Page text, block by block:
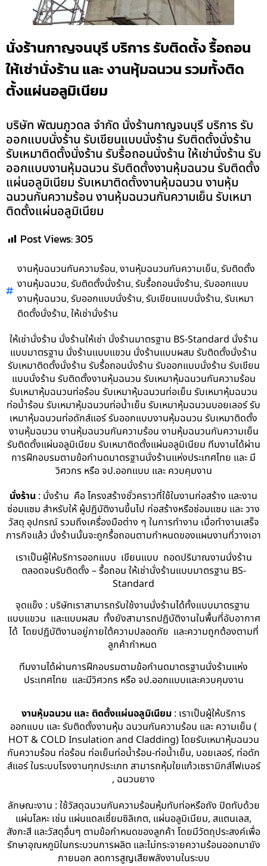
นั่งร้านกาญจนบุรี บริการ รับติดตั้ง รื้อถอน
ให้เช่านั่งร้าน และ งานหุ้มฉนวน รวมทั้งติด
ตั้งแผ่นอลูมิเนียม
บริษัท พัฒนภูวดล จำกัด นั่งร้านกาญจนบุรี บริการ รับ
ออกแบบนั่งร้าน รับเขียนแบบนั่งร้าน รับติดตั้งนั่งร้าน
รับเหมาติดตั้งนั่งร้าน รับรื้อถอนนั่งร้าน ให้เช่านั่งร้าน รับ
ออกแบบงานหุ้มฉนวน รับติดตั้งงานหุ้มฉนวน รับติดตั้ง
แผ่นอลูมิเนียม รับเหมาติดตั้งงานหุ้มฉนวน งานหุ้ม
ฉนวนกันความร้อน งานหุ้มฉนวนกันความเย็น รับเหมา
ติดตั้งแผ่นอลูมิเนียม
Post Views:305
งานหุ้มฉนวนกันความร้อน,งานหุ้มฉนวนกันความเย็น,รับติดตั้ง
งานหุ้มฉนวน,รับติดตั้งนั่งร้าน,รับรื้อถอนนั่งร้าน,รับออกแบบ
งานหุ้มฉนวน,รับออกแบบนั่งร้าน,รับเขียนแบบนั่งร้าน,รับเหมา
ติดตั้งนั่งร้าน,ให้เช่านั่งร้าน
ให้เช่านั่งร้าน นั่งร้านให้เช่า นั่งร้านมาตรฐาน BS-Standard นั่งร้าน
แบบมาตรฐาน นั่งร้านแบบแขวน นั่งร้านแบบผสม รับติดตั้งนั่งร้าน
รับเหมาติดตั้งนั่งร้าน รับรื้อถอนนั่งร้าน รับออกแบบนั่งร้าน รับเขียน
แบบนั่งร้าน รับติดตั้งงานหุ้มฉนวน รับเหมาหุ้มฉนวนกันความร้อน
รับเหมาหุ้มฉนวนท่อร้อน รับเหมาหุ้มฉนวนท่อเย็น รับเหมาหุ้มฉนวน
ท่อน้ำร้อน รับเหมาหุ้มฉนวนท่อน้ำเย็น รับเหมาหุ้มฉนวนบอยเลอร์ รับ
เหมาหุ้มฉนวนท่อดักส์แอร์ รับออกแบบงานหุ้มฉนวน รับเหมาติดตั้ง
งานหุ้มฉนวน งานหุ้มฉนวนกันความร้อน งานหุ้มฉนวนกันความเย็น
รับติดตั้งแผ่นอลูมิเนียม รับเหมาติดตั้งแผ่นอลูมิเนียม ทีมงานได้ผ่าน
การฝึกอบรมตามข้อกำนดมาตรฐานนั่งร้านแห่งประเทศไทย และ มี
วิศวกร หรือ จป.ออกแบบ และ ควบคุมงาน
นั่งร้าน : นั่งร้าน คือ โครงสร้างชั่วคราวที่ใช้ในงานก่อสร้าง และงาน
ซ่อมแซม สำหรับให้ ผู้ปฏิบัติงานขึ้นไป ก่อสร้างหรือซ่อมแซม และ วาง
วัสดุ อุปกรณ์ รวมถึงเครื่องมือต่าง ๆ ในการทำงาน เมื่อทำงานเสร็จ
ภารกิจแล้ว นั่งร้านนั้นจะถูกรื้อถอนตามกำหนดของแผนงานที่วางเอา
เราเป็นผู้ให้บริการออกแบบ เขียนแบบ ถอดปริมาณงานนั่งร้าน
ตลอดจนรับติดตั้ง – รื้อถอน ให้เช่านั่งร้านแบบมาตรฐาน BS-
Standard
จุดแข็ง : บริษัทเราสามารถรับใช้งานนั่งร้านได้ทั้งแบบมาตรฐาน
แบบแขวน และแบบผสม ทั้งยังสามารถปฏิบัติงานในพื้นที่อับอากาศ
ได้ โดยปฏิบัติงานอยู่ภายใต้ความปลอดภัย และความถูกต้องตามที่
ลูกค้ากำหนด
ทีมงานได้ผ่านการฝึกอบรมตามข้อกำนดมาตรฐานนั่งร้านแห่ง
ประเทศไทย และมีวิศวกร หรือ จป.ออกแบบและควบคุมงาน
งานหุ้มฉนวน และ ติดตั้งแผ่นอลูมิเนียม : เราเป็นผู้ให้บริการ
ออกแบบ และ รับติดตั้งงานหุ้ม ฉนวนกันความร้อน และ ความเย็น (
HOT & COLD Insulation and Cladding) โดยรับเหมาหุ้มฉนวน
กันความร้อน ท่อร้อน ท่อเย็นท่อน้ำร้อน-ท่อน้ำเย็น, บอยเลอร์, ท่อดัก
ส์แอร์ ในระบบโรงงานทุกประเภท สามารถหุ้มใยแก้วเซรามิกส์ไฟเบอร์
, ฉนวนยาง
ลักษณะงาน : ใช้วัสดุฉนวนกันความร้อนหุ้มทับท่อหรือถัง ปิดทับด้วย
แผ่นโลหะ เช่น แผ่นแดลเซี่ยมซิลิเกต, แผ่นอลูมิเนียม, สแตนเลส,
สังกะสี และวัสดุอื่นๆ ตามข้อกำหนดของลูกค้า โดยมีวัตถุประสงค์เพื่อ
รักษาอุณหภูมิในกระบวนการผลิต และไม่กระจายความร้อนออกมายัง
ภายนอก ลดการสูญเสียพลังงานในระบบ